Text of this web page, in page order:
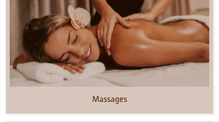
Massages